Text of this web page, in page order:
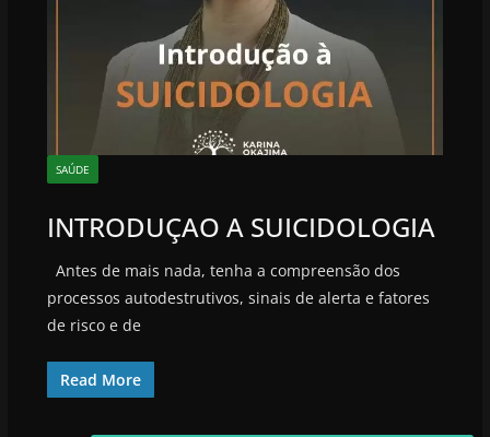
SAÚDE
INTRODUÇAO A SUICIDOLOGIA
Antes de mais nada, tenha a compreensão dos
processos autodestrutivos, sinais de alerta e fatores
de risco e de
Read More